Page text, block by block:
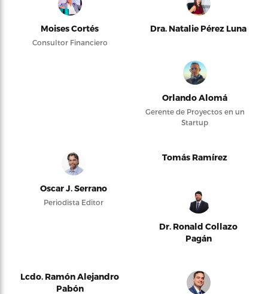
Moises Cortés
Consultor Financiero
Dra. Natalie Pérez Luna
Orlando Alomá
Gerente de Proyectos en un
Startup
Oscar J. Serrano
Periodista Editor
Tomás Ramírez
Dr. Ronald Collazo
Pagán
Lcdo. Ramón Alejandro
Pabón